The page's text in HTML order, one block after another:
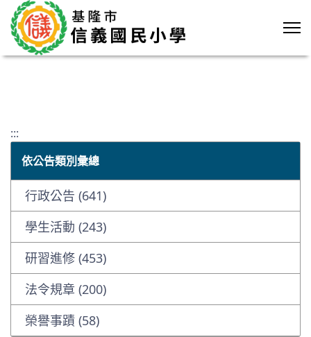
:::
依公告類別彙總
行政公告 (641)
學生活動 (243)
研習進修 (453)
法令規章 (200)
榮譽事蹟 (58)